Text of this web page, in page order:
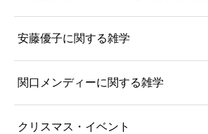
安藤優子に関する雑学
関口メンディーに関する雑学
クリスマス・イベント